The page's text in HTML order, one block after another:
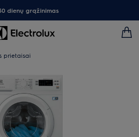
dienų grąžinimas
prietaisai